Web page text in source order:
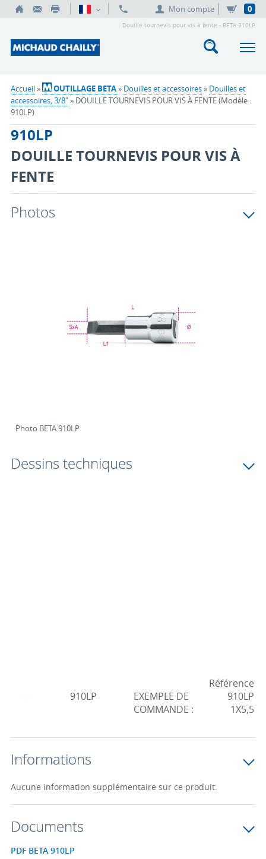
Mon compte 0
Douille tournevis pour vis à fente - BETA 910LP
Accueil» OUTILLAGE BETA» Douilles et accessoires» Douilles et
accessoires, 3/8"» DOUILLE TOURNEVIS POUR VIS À FENTE (Modèle :
910LP)
910LP
DOUILLE TOURNEVIS POUR VIS À
FENTE
Photos
Photo BETA 910LP
Dessins techniques
910LP
EXEMPLE DE
COMMANDE :
Référence
910LP
1X5,5
Informations
Aucune information supplémentaire sur ce produit.
Documents
PDF BETA 910LP